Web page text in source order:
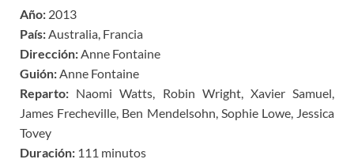
Año: 2013
País:Australia, Francia
Dirección:Anne Fontaine
Guión:Anne Fontaine
Reparto: Naomi Watts, Robin Wright, Xavier Samuel,
James Frecheville, Ben Mendelsohn, Sophie Lowe, Jessica
Tovey
Duración: 111 minutos